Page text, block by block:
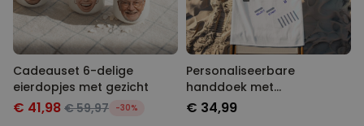
Cadeauset 6-delige
eierdopjes met gezicht
€ 41,98 € 59,97 -30%
Personaliseerbare
handdoek met
gameconsole en tekst
€ 34,99